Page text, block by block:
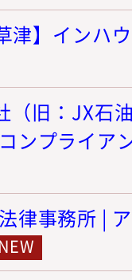
津】インハ
（旧：JX石
ンプライア
律事務所 |